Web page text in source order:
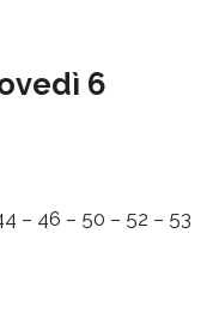
6
– 46 – 50 – 52 – 53